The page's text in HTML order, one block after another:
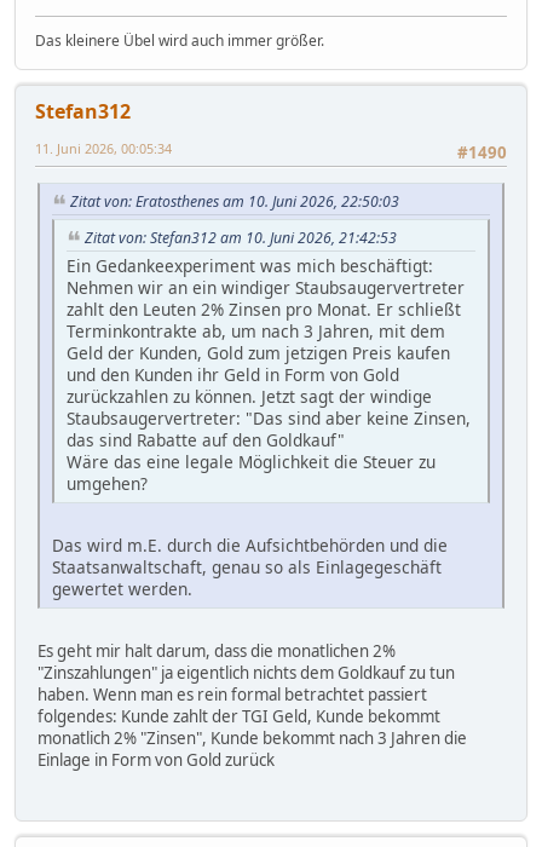
Das kleinere Übel wird auch immer größer.
Stefan312
#1490
11. Juni 2026, 00:05:34
Zitat von: Eratosthenes am 10. Juni 2026, 22:50:03
Zitat von: Stefan312 am 10. Juni 2026, 21:42:53
Ein Gedankeexperiment was mich beschäftigt:
Nehmen wir an ein windiger Staubsaugervertreter
zahlt den Leuten 2% Zinsen pro Monat. Er schließt
Terminkontrakte ab, um nach 3 Jahren, mit dem
Geld der Kunden, Gold zum jetzigen Preis kaufen
und den Kunden ihr Geld in Form von Gold
zurückzahlen zu können. Jetzt sagt der windige
Staubsaugervertreter: "Das sind aber keine Zinsen,
das sind Rabatte auf den Goldkauf"
Wäre das eine legale Möglichkeit die Steuer zu
umgehen?
Das wird m.E. durch die Aufsichtbehörden und die
Staatsanwaltschaft, genau so als Einlagegeschäft
gewertet werden.
Es geht mir halt darum, dass die monatlichen 2%
"Zinszahlungen" ja eigentlich nichts dem Goldkauf zu tun
haben. Wenn man es rein formal betrachtet passiert
folgendes: Kunde zahlt der TGI Geld, Kunde bekommt
monatlich 2% "Zinsen", Kunde bekommt nach 3 Jahren die
Einlage in Form von Gold zurück